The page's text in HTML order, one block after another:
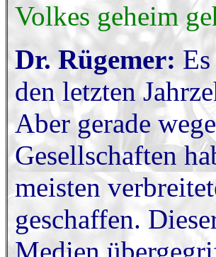
Volkes geheim
Dr. Rügemer:
den letzten
Aber gerade
Gesellschaften
meisten
geschaffen.